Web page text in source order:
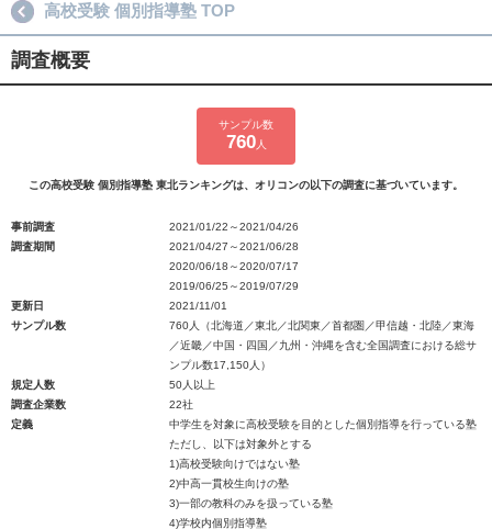
高校受験 個別指導塾 TOP
調査概要
サンプル数
760人
この高校受験 個別指導塾 東北ランキングは、オリコンの以下の調査に基づいています。
事前調査
2021/01/22～2021/04/26
調査期間
2021/04/27～2021/06/28
2020/06/18～2020/07/17
2019/06/25～2019/07/29
更新日
2021/11/01
サンプル数
760人（北海道／東北／北関東／首都圏／甲信越・北陸／東海
／近畿／中国・四国／九州・沖縄を含む全国調査における総サ
ンプル数17,150人）
規定人数
50人以上
調査企業数
22社
定義
中学生を対象に高校受験を目的とした個別指導を行っている塾
ただし、以下は対象外とする
1)高校受験向けではない塾
2)中高一貫校生向けの塾
3)一部の教科のみを扱っている塾
4)学校内個別指導塾